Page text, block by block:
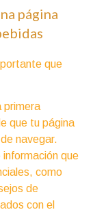
página
que
primera
que tu página
navegar.
información que
como
de
con el